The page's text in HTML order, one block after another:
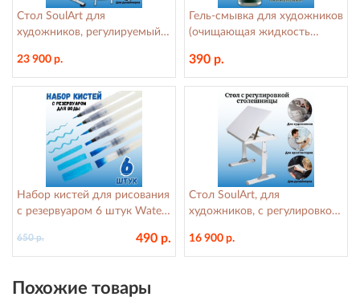
Стол SoulArt для
художников, регулируемый,
23 900 р.
Гель-смывка для художников
(очищающая жидкость
мл
390 р.
Набор кистей для рисования
c резервуаром 6 штук Water
490 р.
650 р.
Стол SoulArt, для
художников, с регулировкой
16 900 р.
Похожие товары